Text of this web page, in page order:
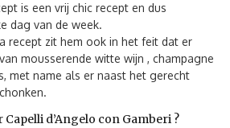
is een vrij chic recept en dus
dag van de week.
recept zit hem ook in het feit dat er
mousserende witte wijn , champagne
met name als er naast het gerecht
d’Angelo con Gamberi ?